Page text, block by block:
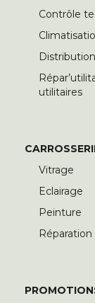
Contrôle
Distribution
utilitaires
Vitrage
Eclairage
Peinture
Réparation